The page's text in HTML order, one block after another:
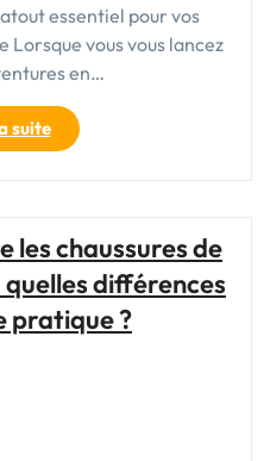
essentiel pour vos
Lorsque vous vous lancez
en…
suite"Choisir
la
bonne
trail
:
l’essentiel
pour
les chaussures de
différences
pratique ?